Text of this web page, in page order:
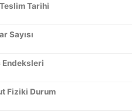
Tarihi
Sayısı
Endeksleri
Fiziki Durum